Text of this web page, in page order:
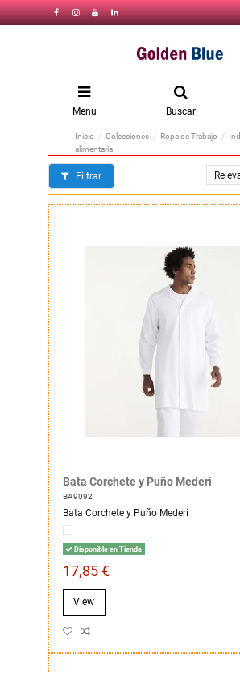
Menu Buscar
Inicio Colecciones Ropa de Trabajo
alimentaria
Filtrar
Bata Corchete y Puño Mederi
BA9092
Bata Corchete y Puño Mederi
Disponible en Tienda
17,85 €
View